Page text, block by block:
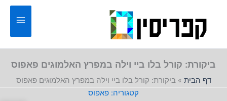
ביקורת: קורל בלו ביי וילה במפרץ האלמוגים פאפוס
דף הבית »ביקורת: קורל בלו ביי וילה במפרץ האלמוגים פאפוס
פאפוס